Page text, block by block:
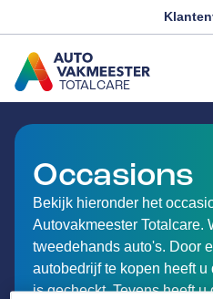
TOTALCARE
GA NAAR DE HOMEPAGINA
Occasions
Bekijk hieronder het
Autovakmeester Totalcare.
tweedehands auto's. Door
autobedrijf te kopen heeft
is gecheckt. Tevens heeft